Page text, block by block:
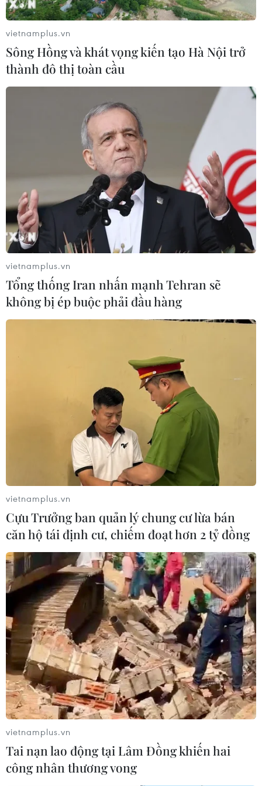
vietnamplus.vn
Sông Hồng và khát vọng kiến tạo Hà Nội trở
thành đô thị toàn cầu
vietnamplus.vn
Tổng thống Iran nhấn mạnh Tehran sẽ
không bị ép buộc phải đầu hàng
vietnamplus.vn
Cựu Trưởng ban quản lý chung cư lừa bán
căn hộ tái định cư, chiếm đoạt hơn 2 tỷ đồng
vietnamplus.vn
Tai nạn lao động tại Lâm Đồng khiến hai
công nhân thương vong